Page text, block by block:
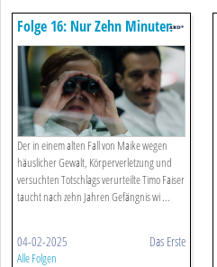
Folge 16: Nur Zehn Minuten
(s02/e08)
Der in einem alten Fall von Maike wegen
häuslicher Gewalt, Körperverletzung und
versuchten Totschlags verurteilte Timo Faiser
taucht nach zehn Jahren Gefängnis wi ...
04-02-2025 Das Erste
Alle Folgen